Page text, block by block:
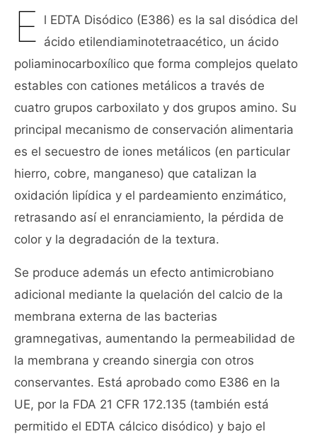
E l EDTA Disódico (E386) es la sal disódica del
ácido etilendiaminotetraacético, un ácido
poliaminocarboxílico que forma complejos quelato
estables con cationes metálicos a través de
cuatro grupos carboxilato y dos grupos amino. Su
principal mecanismo de conservación alimentaria
es el secuestro de iones metálicos (en particular
hierro, cobre, manganeso) que catalizan la
oxidación lipídica y el pardeamiento enzimático,
retrasando así el enranciamiento, la pérdida de
color y la degradación de la textura.
Se produce además un efecto antimicrobiano
adicional mediante la quelación del calcio de la
membrana externa de las bacterias
gramnegativas, aumentando la permeabilidad de
la membrana y creando sinergia con otros
conservantes. Está aprobado como E386 en la
UE, por la FDA 21 CFR 172.135 (también está
permitido el EDTA cálcico disódico) y bajo el